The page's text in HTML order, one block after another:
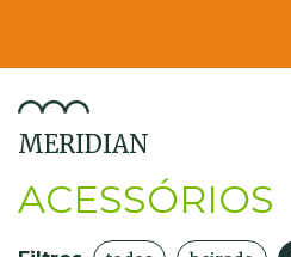
MERIDIAN
ACESSÓRIOS